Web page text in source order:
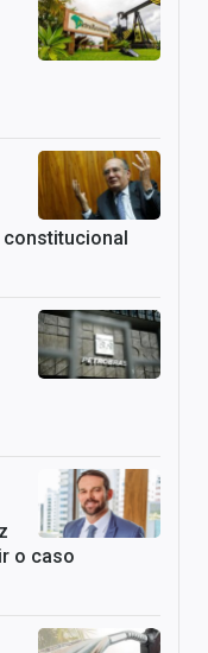
o caso